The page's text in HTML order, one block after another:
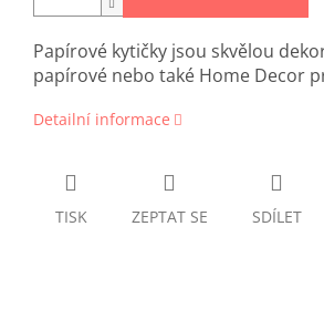
Papírové kytičky jsou skvělou
papírové nebo také Home Decor
Detailní informace
TISK ZEPTAT SE SDÍLET